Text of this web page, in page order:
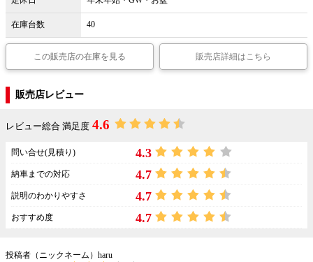
在庫台数 40
この販売店の在庫を見る 販売店詳細はこちら
販売店レビュー
レビュー総合 満足度 4.6
問い合せ(見積り) 4.3
納車までの対応 4.7
説明のわかりやすさ 4.7
おすすめ度 4.7
投稿者（ニックネーム）haru